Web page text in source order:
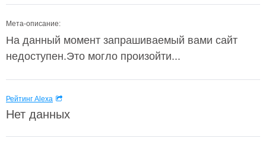
Мета-описание:
На данный момент запрашиваемый вами сайт
недоступен.Это могло произойти...
Рейтинг Alexa
Нет данных